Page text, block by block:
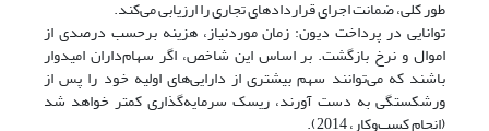
طور کلی، ضمانت اجرای قراردادهای تجاری را ارزیابی می‌کند.
توانایی در پرداخت دیون: زمان موردنیاز، هزینه برحسب درصدی از
اموال و نرخ بازگشت. بر اساس این شاخص، اگر سهام‌داران امیدوار
باشند که می‌توانند سهم بیشتری از دارایی‌های اولیه خود را پس از
ورشکستگی به دست آورند، ریسک سرمایه‌گذاری کمتر خواهد شد
(انجام کسب‌وکار، 2014).